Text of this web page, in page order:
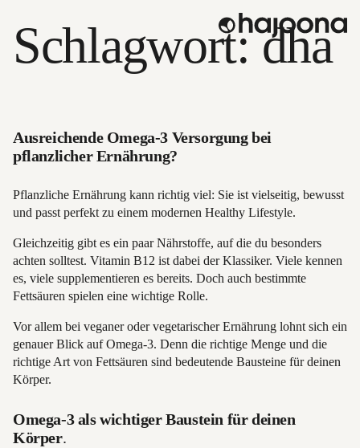
contentSchlagwort:dha
Ausreichende Omega-3 Versorgung bei
pflanzlicher Ernährung?
Pflanzliche Ernährung kann richtig viel: Sie ist vielseitig, bewusst
und passt perfekt zu einem modernen Healthy Lifestyle.
Gleichzeitig gibt es ein paar Nährstoffe, auf die du besonders
achten solltest. Vitamin B12 ist dabei der Klassiker. Viele kennen
es, viele supplementieren es bereits. Doch auch bestimmte
Fettsäuren spielen eine wichtige Rolle.
Vor allem bei veganer oder vegetarischer Ernährung lohnt sich ein
genauer Blick auf Omega-3. Denn die richtige Menge und die
richtige Art von Fettsäuren sind bedeutende Bausteine für deinen
Körper.
Omega-3 als wichtiger Baustein für deinen
Körper.